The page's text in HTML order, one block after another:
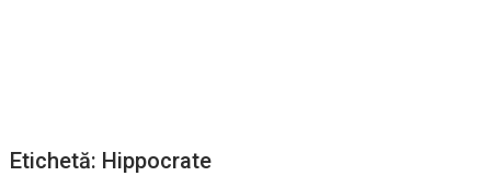
Etichetă: Hippocrate